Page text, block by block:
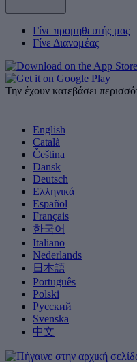
Γίνε προμηθευτής μας
Γίνε Διανομέας
Την έχουν κατεβάσει
English
Català
Čeština
Dansk
Deutsch
Ελληνικά
Español
Français
한국어
Italiano
Nederlands
日本語
Português
Polski
Русский
Svenska
中文